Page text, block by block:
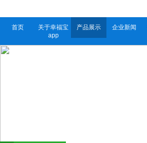
首页
关于幸福宝
app
产品展示 企业新闻